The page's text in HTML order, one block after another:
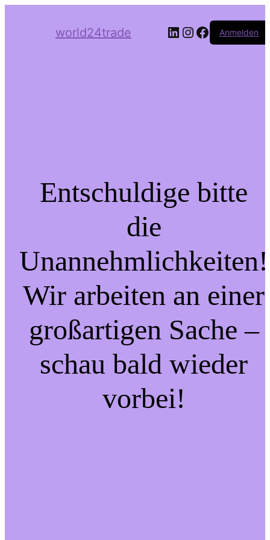
world24trade LinkedIn
Instagram
Facebook
Anmelden
Entschuldige bitte
die
Unannehmlichkeiten!
Wir arbeiten an einer
großartigen Sache –
schau bald wieder
vorbei!